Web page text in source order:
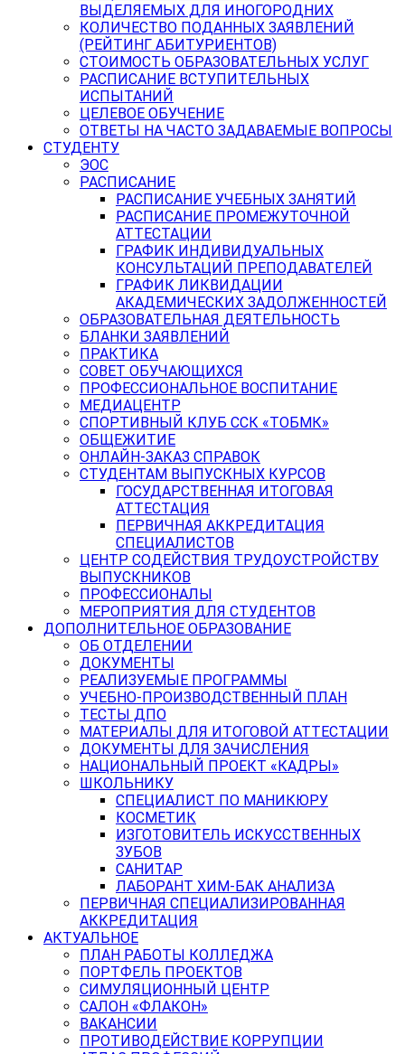
ВЫДЕЛЯЕМЫХ ДЛЯ ИНОГОРОДНИХ
КОЛИЧЕСТВО ПОДАННЫХ ЗАЯВЛЕНИЙ
(РЕЙТИНГ АБИТУРИЕНТОВ)
СТОИМОСТЬ ОБРАЗОВАТЕЛЬНЫХ УСЛУГ
РАСПИСАНИЕ ВСТУПИТЕЛЬНЫХ
ИСПЫТАНИЙ
ЦЕЛЕВОЕ ОБУЧЕНИЕ
ОТВЕТЫ НА ЧАСТО ЗАДАВАЕМЫЕ ВОПРОСЫ
СТУДЕНТУ
ЭОС
РАСПИСАНИЕ
РАСПИСАНИЕ УЧЕБНЫХ ЗАНЯТИЙ
РАСПИСАНИЕ ПРОМЕЖУТОЧНОЙ
АТТЕСТАЦИИ
ГРАФИК ИНДИВИДУАЛЬНЫХ
КОНСУЛЬТАЦИЙ ПРЕПОДАВАТЕЛЕЙ
ГРАФИК ЛИКВИДАЦИИ
АКАДЕМИЧЕСКИХ ЗАДОЛЖЕННОСТЕЙ
ОБРАЗОВАТЕЛЬНАЯ ДЕЯТЕЛЬНОСТЬ
БЛАНКИ ЗАЯВЛЕНИЙ
ПРАКТИКА
СОВЕТ ОБУЧАЮЩИХСЯ
ПРОФЕССИОНАЛЬНОЕ ВОСПИТАНИЕ
МЕДИАЦЕНТР
СПОРТИВНЫЙ КЛУБ ССК «ТОБМК»
ОБЩЕЖИТИЕ
ОНЛАЙН-ЗАКАЗ СПРАВОК
СТУДЕНТАМ ВЫПУСКНЫХ КУРСОВ
ГОСУДАРСТВЕННАЯ ИТОГОВАЯ
АТТЕСТАЦИЯ
ПЕРВИЧНАЯ АККРЕДИТАЦИЯ
СПЕЦИАЛИСТОВ
ЦЕНТР СОДЕЙСТВИЯ ТРУДОУСТРОЙСТВУ
ВЫПУСКНИКОВ
ПРОФЕССИОНАЛЫ
МЕРОПРИЯТИЯ ДЛЯ СТУДЕНТОВ
ДОПОЛНИТЕЛЬНОЕ ОБРАЗОВАНИЕ
ОБ ОТДЕЛЕНИИ
ДОКУМЕНТЫ
РЕАЛИЗУЕМЫЕ ПРОГРАММЫ
УЧЕБНО-ПРОИЗВОДСТВЕННЫЙ ПЛАН
ТЕСТЫ ДПО
МАТЕРИАЛЫ ДЛЯ ИТОГОВОЙ АТТЕСТАЦИИ
ДОКУМЕНТЫ ДЛЯ ЗАЧИСЛЕНИЯ
НАЦИОНАЛЬНЫЙ ПРОЕКТ «КАДРЫ»
ШКОЛЬНИКУ
СПЕЦИАЛИСТ ПО МАНИКЮРУ
КОСМЕТИК
ИЗГОТОВИТЕЛЬ ИСКУССТВЕННЫХ
ЗУБОВ
САНИТАР
ЛАБОРАНТ ХИМ-БАК АНАЛИЗА
ПЕРВИЧНАЯ СПЕЦИАЛИЗИРОВАННАЯ
АККРЕДИТАЦИЯ
АКТУАЛЬНОЕ
ПЛАН РАБОТЫ КОЛЛЕДЖА
ПОРТФЕЛЬ ПРОЕКТОВ
СИМУЛЯЦИОННЫЙ ЦЕНТР
САЛОН «ФЛАКОН»
ВАКАНСИИ
ПРОТИВОДЕЙСТВИЕ КОРРУПЦИИ